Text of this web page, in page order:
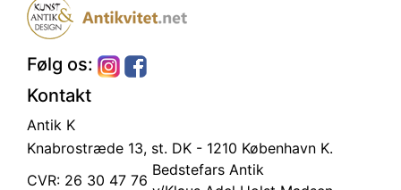
Følg os:
Kontakt
Antik K
Knabrostræde 13, st. DK - 1210 København K.
CVR: 26 30 47 76
Bedstefars Antik